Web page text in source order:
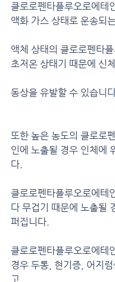
클로로펜타플루오로에테
액화 가스 상태로 운송되
액체 상태의 클로로펜타
초저온 상태기 때문에 신
동상을 유발할 수 있습니
또한 높은 농도의 클로로
인에 노출될 경우 인체에
다.
클로로펜타플루오로에테
다 무겁기 때문에 노출될
퍼집니다.
클로로펜타플루오로에테
경우 두통, 현기증, 어지
고